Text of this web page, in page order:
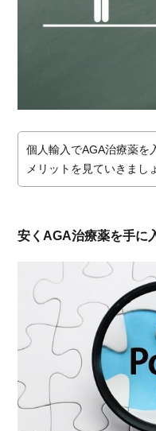
で比
較
4.2.
治療
薬の
較
医院
数で
比較
ッ
個人輸入でAGA治療薬を
メリットを見ていきまし
安くAGA治療薬を手に